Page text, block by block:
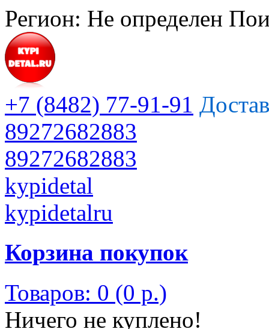
Регион: Не определен
+7 (8482) 77-91-91
89272682883
89272682883
kypidetal
kypidetalru
Корзина покупок
Товаров: 0 (0 р.)
Ничего не куплено!